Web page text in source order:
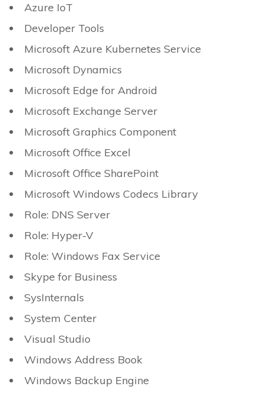
Azure IoT
Developer Tools
Microsoft Azure Kubernetes Service
Microsoft Dynamics
Microsoft Edge for Android
Microsoft Exchange Server
Microsoft Graphics Component
Microsoft Office Excel
Microsoft Office SharePoint
Microsoft Windows Codecs Library
Role: DNS Server
Role: Hyper-V
Role: Windows Fax Service
Skype for Business
SysInternals
System Center
Visual Studio
Windows Address Book
Windows Backup Engine